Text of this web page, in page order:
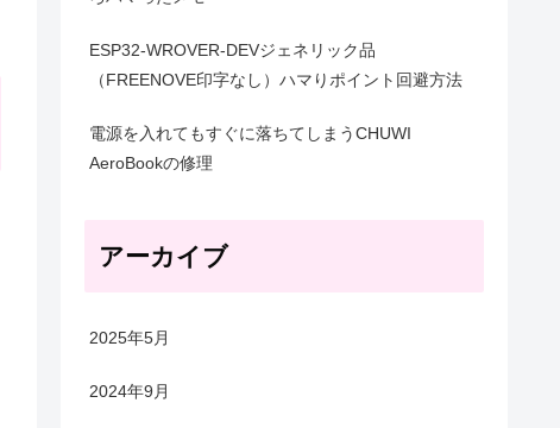
ESP32-WROVER-DEVジェネリック品
（FREENOVE印字なし）ハマりポイント回避方法
電源を入れてもすぐに落ちてしまうCHUWI
AeroBookの修理
アーカイブ
2025年5月
2024年9月